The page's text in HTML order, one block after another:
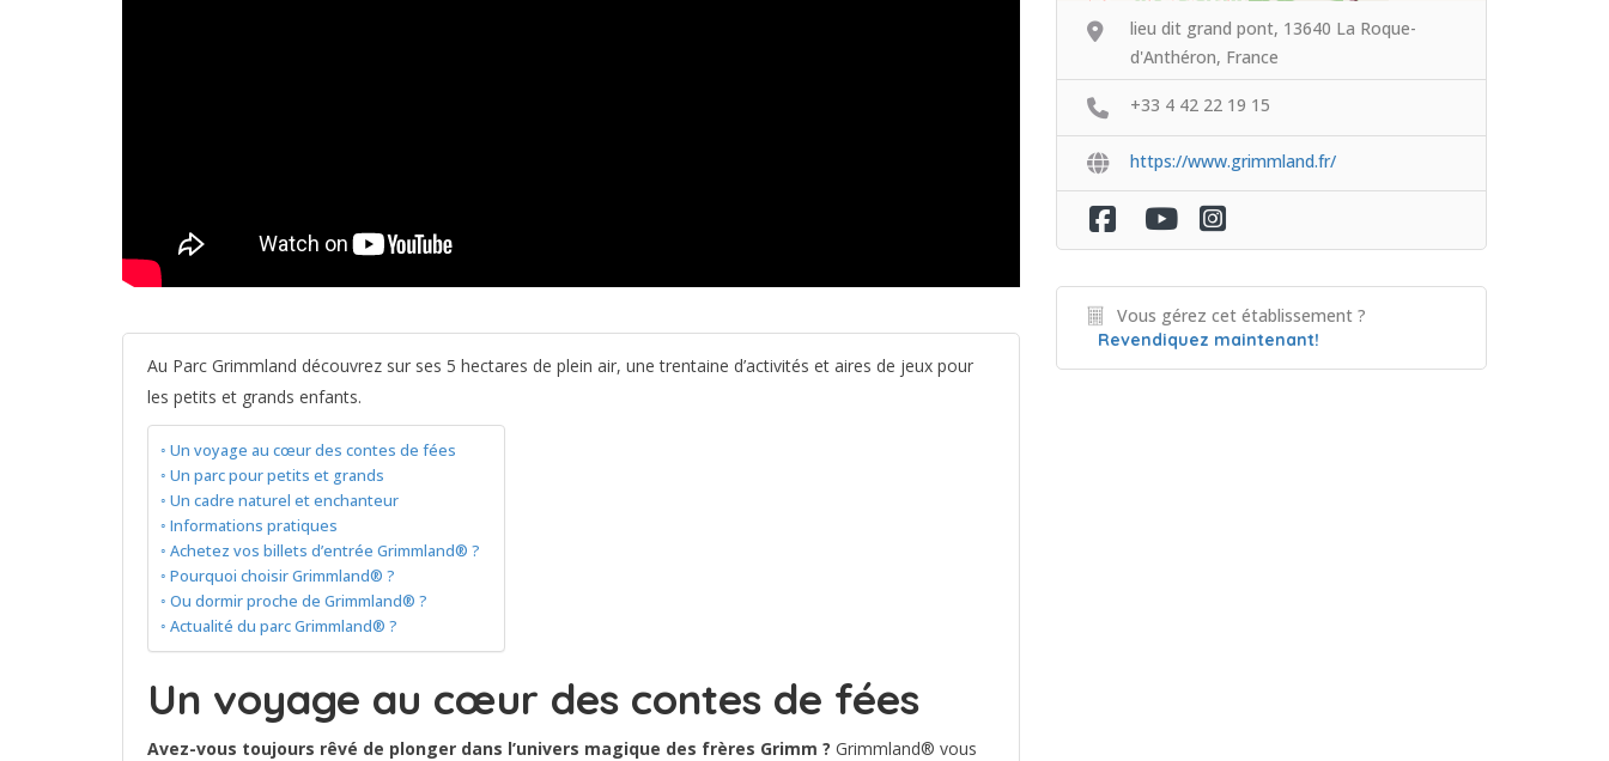
Au Parc Grimmland découvrez sur ses 5 hectares de plein air, une trentaine d’activités et aires de jeux pour
les petits et grands enfants.
Un voyage au cœur des contes de fées
Un parc pour petits et grands
Un cadre naturel et enchanteur
Informations pratiques
Achetez vos billets d’entrée Grimmland® ?
Pourquoi choisir Grimmland® ?
Ou dormir proche de Grimmland® ?
Actualité du parc Grimmland® ?
Un voyage au cœur des contes de fées
Avez-vous toujours rêvé de plonger dans l’univers magique des frères Grimm ? Grimmland® vous
lieu dit grand pont, 13640 La Roque-
d'Anthéron, France
+33 4 42 22 19 15
https://www.grimmland.fr/
Vous gérez cet établissement ?
Revendiquez maintenant!